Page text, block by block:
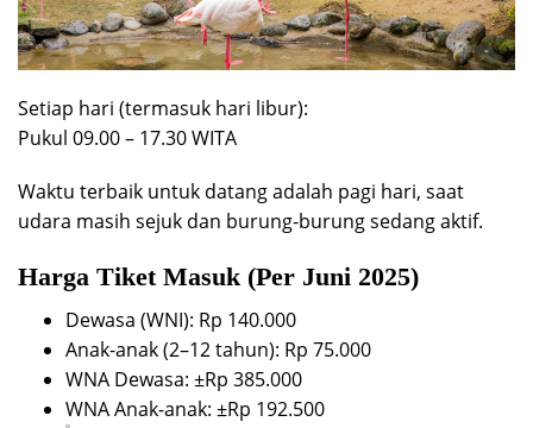
Setiap hari (termasuk hari libur):
Pukul 09.00 – 17.30 WITA
Waktu terbaik untuk datang adalah pagi hari, saat
udara masih sejuk dan burung-burung sedang aktif.
Harga Tiket Masuk (Per Juni 2025)
Dewasa (WNI): Rp 140.000
Anak-anak (2–12 tahun): Rp 75.000
WNA Dewasa: ±Rp 385.000
WNA Anak-anak: ±Rp 192.500